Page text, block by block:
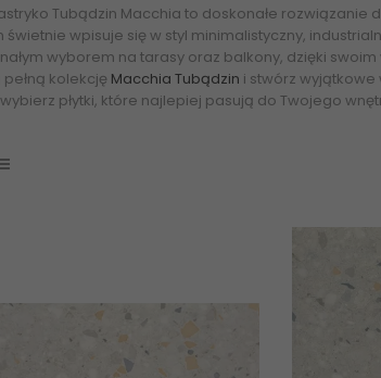
Tubądzin Macchia to doskonałe rozwiązanie
świetnie wpisuje się w styl minimalistyczny,
wyborem na tarasy oraz balkony, dzięki
kolekcję Macchia Tubądzin i stwórz
wybierz płytki, które najlepiej pasują do Twojego